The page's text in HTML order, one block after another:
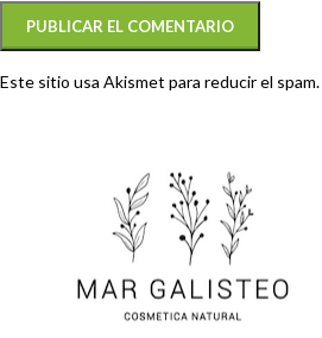
Este sitio usa Akismet para reducir el spam.